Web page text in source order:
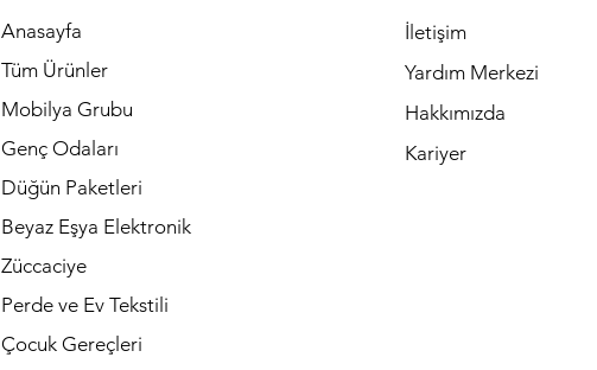
Anasayfa
Tüm Ürünler
Mobilya Grubu
Genç Odaları
Düğün Paketleri
Beyaz Eşya Elektronik
Züccaciye
Perde ve Ev Tekstili
Çocuk Gereçleri
İletişim
Yardım Merkezi
Hakkımızda
Kariyer